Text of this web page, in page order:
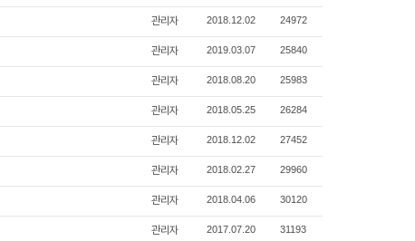
관리자 2018.12.02 24972
관리자 2019.03.07 25840
관리자 2018.08.20 25983
관리자 2018.05.25 26284
관리자 2018.12.02 27452
관리자 2018.02.27 29960
관리자 2018.04.06 30120
관리자 2017.07.20 31193